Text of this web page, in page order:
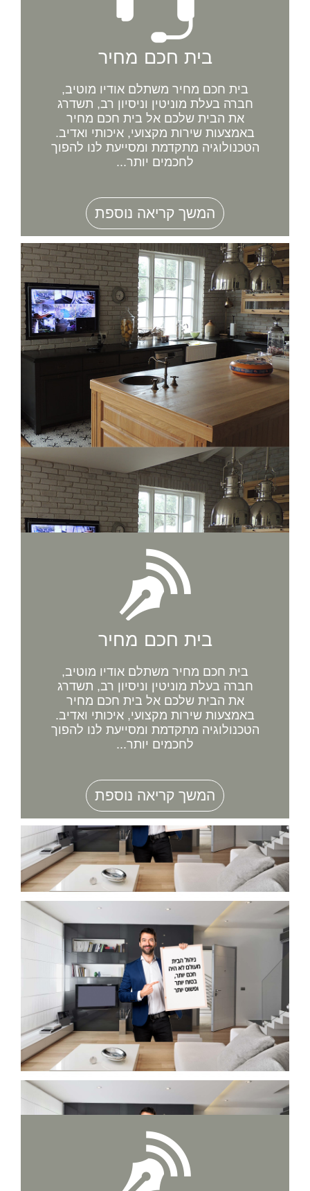
בית חכם מחיר
בית חכם מחיר משתלם אודיו מוטיב,
חברה בעלת מוניטין וניסיון רב, תשדרג
את הבית שלכם אל בית חכם מחיר
באמצעות שירות מקצועי, איכותי ואדיב.
הטכנולוגיה מתקדמת ומסייעת לנו להפוך
לחכמים יותר...
המשך קריאה נוספת
בית חכם מחיר
בית חכם מחיר משתלם אודיו מוטיב,
חברה בעלת מוניטין וניסיון רב, תשדרג
את הבית שלכם אל בית חכם מחיר
באמצעות שירות מקצועי, איכותי ואדיב.
הטכנולוגיה מתקדמת ומסייעת לנו להפוך
לחכמים יותר...
המשך קריאה נוספת